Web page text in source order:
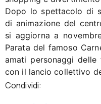
Dopo lo spettacolo di
di animazione del
si aggiorna a
Parata del famoso
amati personaggi
con il lancio collettivo
Condividi: